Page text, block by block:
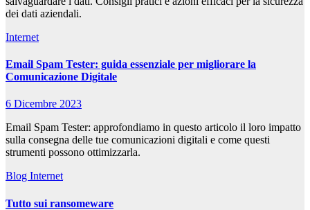
dei dati aziendali.
Internet
Email Spam Tester: guida essenziale per migliorare la
Comunicazione Digitale
6 Dicembre 2023
Email Spam Tester: approfondiamo in questo articolo il loro impatto
sulla consegna delle tue comunicazioni digitali e come questi
strumenti possono ottimizzarla.
Blog Internet
Tutto sui ransomeware